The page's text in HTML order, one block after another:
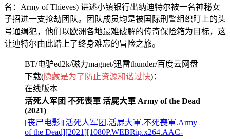
名：Army of Thieves) 讲述小镇银行出纳迪特尔被一名神秘女
子招进一支抢劫团队。团队成员均是被国际刑警组织盯上的头
号通缉犯，他们以欧洲各地最难破解的传奇保险箱为目标，这
让迪特尔由此踏上了终身难忘的冒险之旅。
BT/电驴ed2k/磁力magnet/迅雷thunder/百度云网盘
下载(隐藏是为了防止资源和谐过快)：
在线版本
活死人军团 不死喪軍 活屍大軍 Army of the Dead
(2021)
[丧尸电影][活死人军团.活屍大軍.不死喪軍.Army
of the Dead][2021][1080P.WEBRip.x264.AAC-